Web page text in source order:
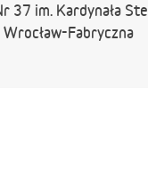
37 im. Kardynała
Fabryczna